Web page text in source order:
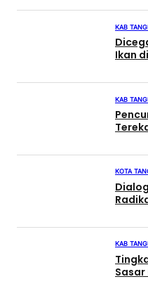
KAB
Ikan
KAB
KOTA
KAB